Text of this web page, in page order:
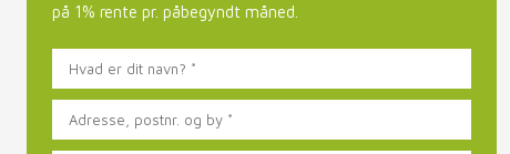
på 1% rente pr. påbegyndt måned.